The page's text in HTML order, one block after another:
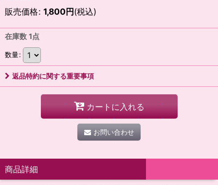
販売価格: 1,800円(税込)
在庫数 1点
数量:
返品特約に関する重要事項
カートに入れる
お問い合わせ
商品詳細